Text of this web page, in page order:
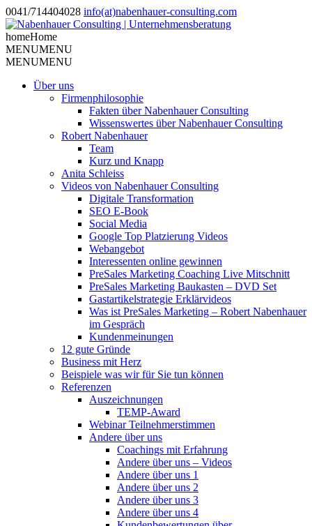
0041/714404028 info(at)nabenhauer-consulting.com
homeHome
MENUMENU
MENUMENU
Über uns
Firmenphilosophie
Fakten über Nabenhauer Consulting
Wissenswertes über Nabenhauer Consulting
Robert Nabenhauer
Team
Kurz und Knapp
Anita Schleiss
Videos von Nabenhauer Consulting
Digitale Transformation
SEO E-Book
Social Media
Google Top Platzierung Videos
Webangebot
Interessenten online gewinnen
PreSales Marketing Coaching Live Mitschnitt
PreSales Marketing Baukasten – DVD Set
Gastartikelstrategie Erklärvideos
Was ist PreSales Marketing – Robert Nabenhauer
im Gespräch
Kundenmeinungen
12 gute Gründe
Business mit Herz
Beispiele was wir für Sie tun können
Referenzen
Auszeichnungen
TEMP-Award
Webinar Teilnehmerstimmen
Andere über uns
Coachings mit Erfahrung
Andere über uns – Videos
Andere über uns 1
Andere über uns 2
Andere über uns 3
Andere über uns 4